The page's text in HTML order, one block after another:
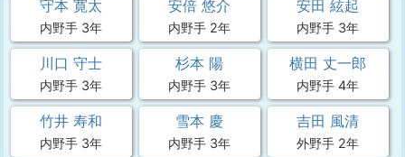
守本 寛太
内野手 3年
安倍 悠介
内野手 2年
安田 絃起
内野手 3年
川口 守士
内野手 3年
杉本 陽
内野手 3年
横田 丈一郎
内野手 4年
竹井 寿和
内野手 3年
雪本 慶
内野手 3年
吉田 風清
外野手 2年